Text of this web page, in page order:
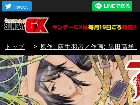
トップ > 原作: 麻生羽呂／作画: 黒田高祥